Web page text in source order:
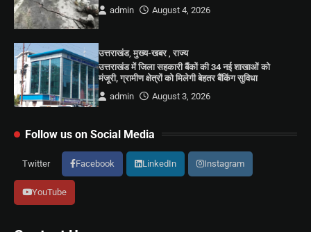
admin
August 4, 2026
उत्तराखंड,मुख्य-खबर ,राज्य
उत्तराखंड में जिला सहकारी बैंकों की 34 नई शाखाओं को
मंजूरी, ग्रामीण क्षेत्रों को मिलेगी बेहतर बैंकिंग सुविधा
admin
August 3, 2026
Follow us on Social Media
Twitter Facebook LinkedIn Instagram
YouTube